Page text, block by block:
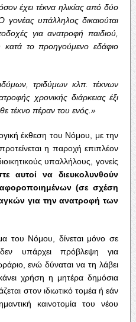
έχει τέκνα ηλικίας από δύο
υπάλληλος δικαιούται
για ανατροφή παιδιού,
το προηγούμενο εδάφιο
τριδύμων κλπ. τέκνων
χρονικής διάρκειας έξι
τέκνο πέραν του ενός.»
έκθεση του Νόμου, με την
η παροχή επιπλέον
υπαλλήλους, γονείς
αυτοί να διευκολυνθούν
(σε σχέση
για την ανατροφή των
του Νόμου, δίνεται μόνο σε
υπάρχει πρόβλεψη για
ενώ δύναται να τη λάβει
χρήση η μητέρα δημόσια
στον ιδιωτικό τομέα ή εάν
καινοτομία του νέου